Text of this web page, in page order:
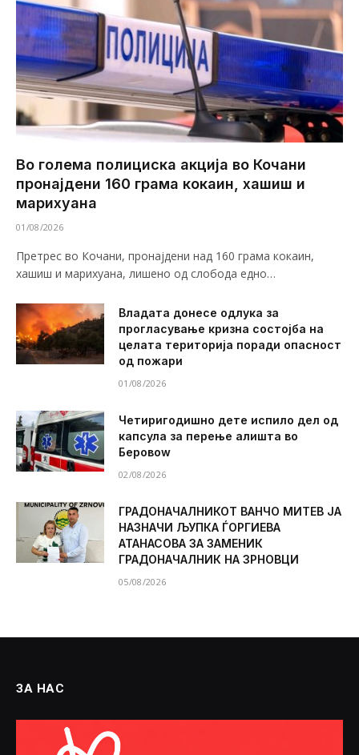
Во голема полициска акција во Кочани
пронајдени 160 грама кокаин, хашиш и
марихуана
01/08/2026
Претрес во Кочани, пронајдени над 160 грама кокаин,
хашиш и марихуана, лишено од слобода едно…
Владата донесе одлука за
прогласување кризна состојба на
целата територија поради опасност
од пожари
01/08/2026
Четиригодишно дете испило дел од
капсула за перење алишта во
Беровоw
02/08/2026
ГРАДОНАЧАЛНИКОТ ВАНЧО МИТЕВ ЈА
НАЗНАЧИ ЉУПКА ЃОРГИЕВА
АТАНАСОВА ЗА ЗАМЕНИК
ГРАДОНАЧАЛНИК НА ЗРНОВЦИ
05/08/2026
ЗА НАС